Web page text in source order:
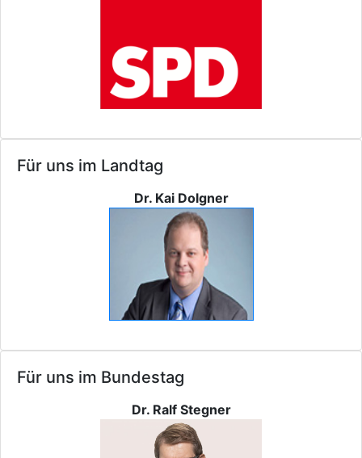
Für uns im Landtag
Dr. Kai Dolgner
Für uns im Bundestag
Dr. Ralf Stegner